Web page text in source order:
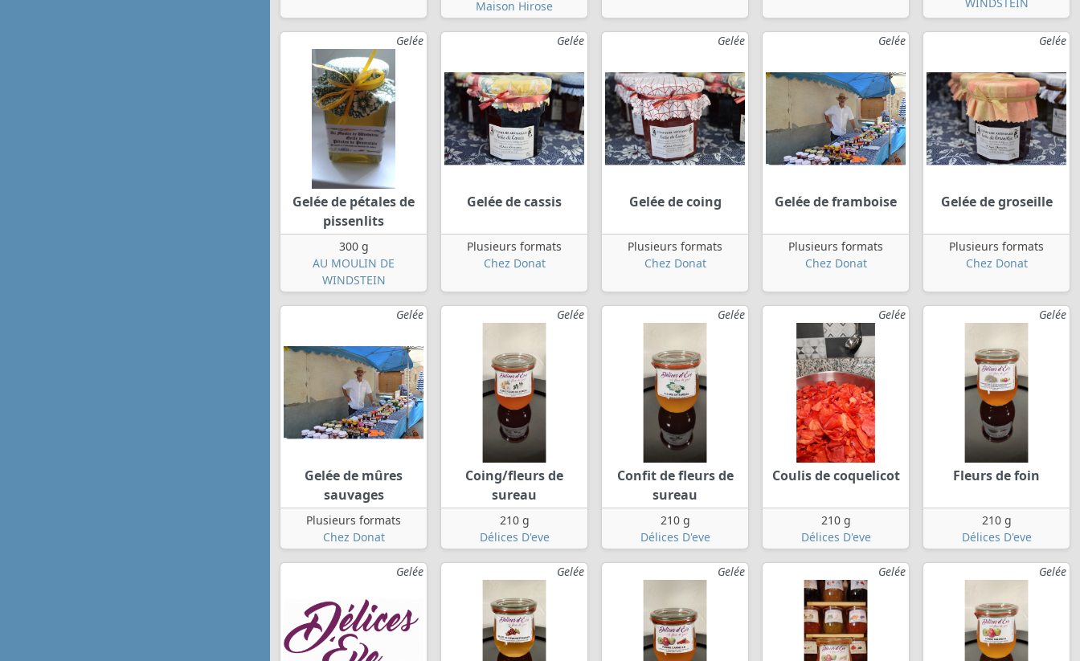
Maison Hirose
Gelée
Gelée de pétales de
pissenlits
300 g
AU MOULIN DE
WINDSTEIN
Gelée
Gelée de cassis
Plusieurs formats
Chez Donat
Gelée
Gelée de coing
Plusieurs formats
Chez Donat
Gelée
Gelée de framboise
Plusieurs formats
Chez Donat
Gelée
Gelée de groseille
Plusieurs formats
Chez Donat
Gelée
Gelée de mûres
sauvages
Plusieurs formats
Chez Donat
Gelée
Coing/fleurs de
sureau
210 g
Délices D'eve
Gelée
Confit de fleurs de
sureau
210 g
Délices D'eve
Gelée
Coulis de coquelicot
210 g
Délices D'eve
Gelée
Fleurs de foin
210 g
Délices D'eve
Gelée Gelée Gelée Gelée Gelée